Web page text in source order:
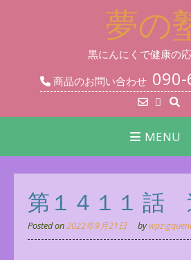
夢の
黒にんにくで健康の
商品のお問い合わせ
MENU
第１４１１ 話
Posted on2022年9月21日 by